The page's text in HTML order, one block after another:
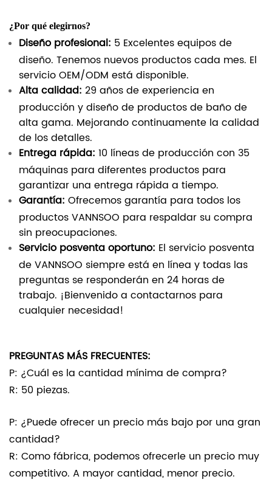
¿Por qué elegirnos?
Diseño profesional: 5 Excelentes equipos de
diseño. Tenemos nuevos productos cada mes. El
servicio OEM/ODM está disponible.
Alta calidad: 29 años de experiencia en
producción y diseño de productos de baño de
alta gama. Mejorando continuamente la calidad
de los detalles.
Entrega rápida: 10 líneas de producción con 35
máquinas para diferentes productos para
garantizar una entrega rápida a tiempo.
Garantía: Ofrecemos garantía para todos los
productos VANNSOO para respaldar su compra
sin preocupaciones.
Servicio posventa oportuno: El servicio posventa
de VANNSOO siempre está en línea y todas las
preguntas se responderán en 24 horas de
trabajo. ¡Bienvenido a contactarnos para
cualquier necesidad!
PREGUNTAS MÁS FRECUENTES:
P: ¿Cuál es la cantidad mínima de compra?
R: 50 piezas.
P: ¿Puede ofrecer un precio más bajo por una gran
cantidad?
R: Como fábrica, podemos ofrecerle un precio muy
competitivo. A mayor cantidad, menor precio.